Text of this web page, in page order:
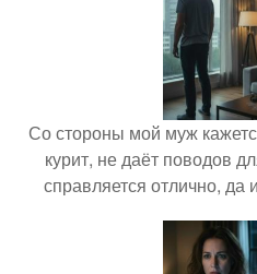
Со стороны мой муж
курит, не даёт поводов
справляется отлично, да